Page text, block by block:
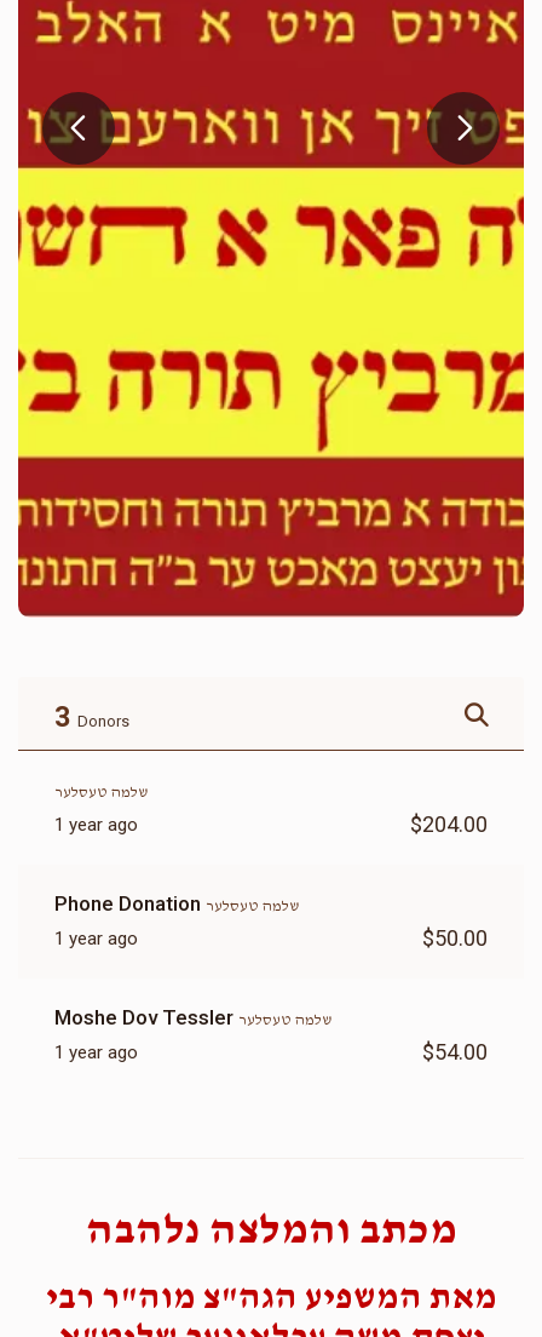
3 Donors
שלמה טעסלער
1 year ago $204.00
Phone Donation שלמה טעסלער
1 year ago $50.00
Moshe Dov Tessler שלמה טעסלער
1 year ago $54.00
מכתב והמלצה נלהבה
מאת המשפיע הגה"צ מוה"ר רבי